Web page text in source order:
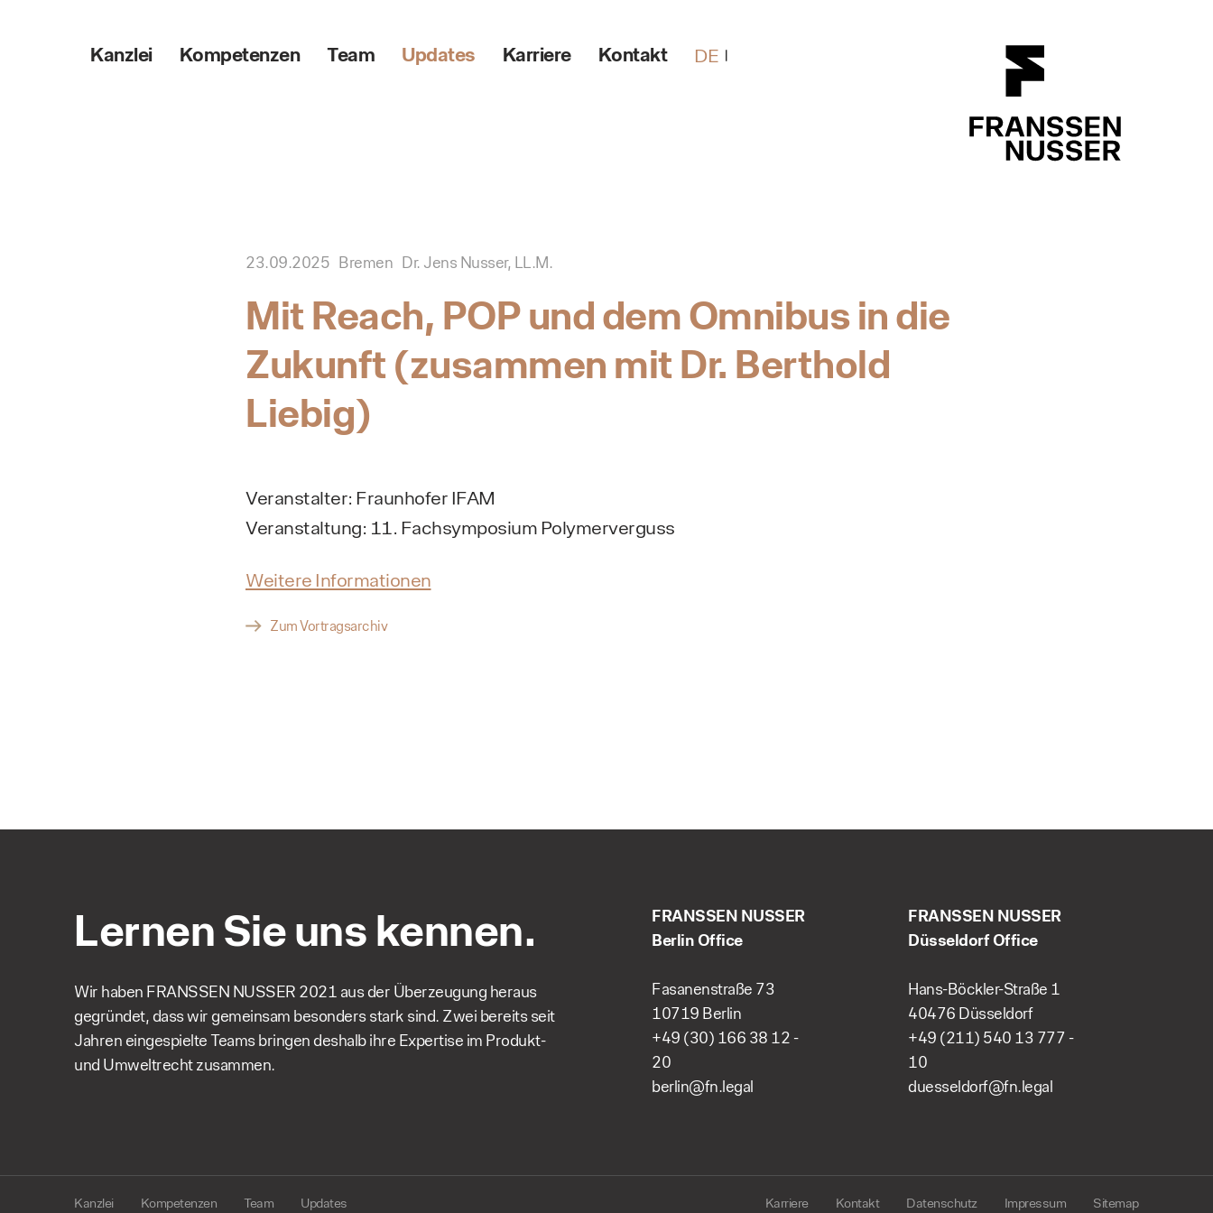
Kanzlei Kompetenzen Team Updates Karriere Kontakt DE
23.09.2025 Bremen Dr. Jens Nusser, LL.M.
Mit Reach, POP und dem Omnibus in die
Zukunft (zusammen mit Dr. Berthold
Liebig)
Veranstalter: Fraunhofer IFAM
Veranstaltung: 11. Fachsymposium Polymerverguss
Weitere Informationen
Zum Vortragsarchiv
Lernen Sie uns kennen.
Wir haben FRANSSEN NUSSER 2021 aus der Überzeugung heraus
gegründet, dass wir gemeinsam besonders stark sind. Zwei bereits seit
Jahren eingespielte Teams bringen deshalb ihre Expertise im Produkt-
und Umweltrecht zusammen.
FRANSSEN NUSSER
Berlin Office
Fasanenstraße 73
10719 Berlin
+49 (30) 166 38 12 -
20
berlin@fn.legal
FRANSSEN NUSSER
Düsseldorf Office
Hans-Böckler-Straße 1
40476 Düsseldorf
+49 (211) 540 13 777 -
10
duesseldorf@fn.legal
Kanzlei Kompetenzen Team Updates Karriere Kontakt Datenschutz Impressum Sitemap